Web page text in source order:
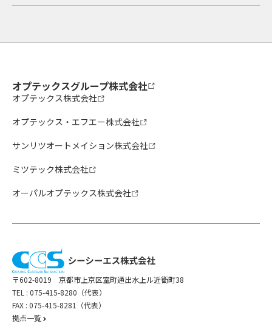
オプテックスグループ株式会社
オプテックス株式会社
オプテックス・エフエー株式会社
サンリツオートメイション株式会社
ミツテック株式会社
オーパルオプテックス株式会社
〒602-8019 京都市上京区室町通出水上ル近衛町38
TEL : 075-415-8280（代表）
FAX : 075-415-8281（代表）
拠点一覧